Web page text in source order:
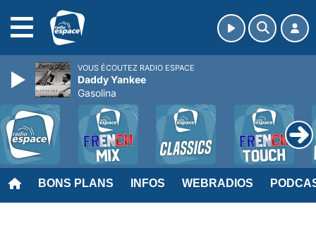
BONS PLANS INFOS WEBRADIOS
VOUS ÉCOUTEZ RADIO ESPACE
Daddy Yankee
Gasolina